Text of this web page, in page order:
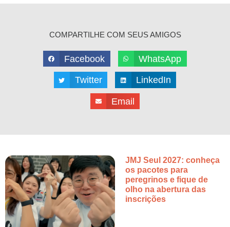
COMPARTILHE COM SEUS AMIGOS
Facebook WhatsApp
Twitter LinkedIn
Email
JMJ Seul 2027: conheça
os pacotes para
peregrinos e fique de
olho na abertura das
inscrições